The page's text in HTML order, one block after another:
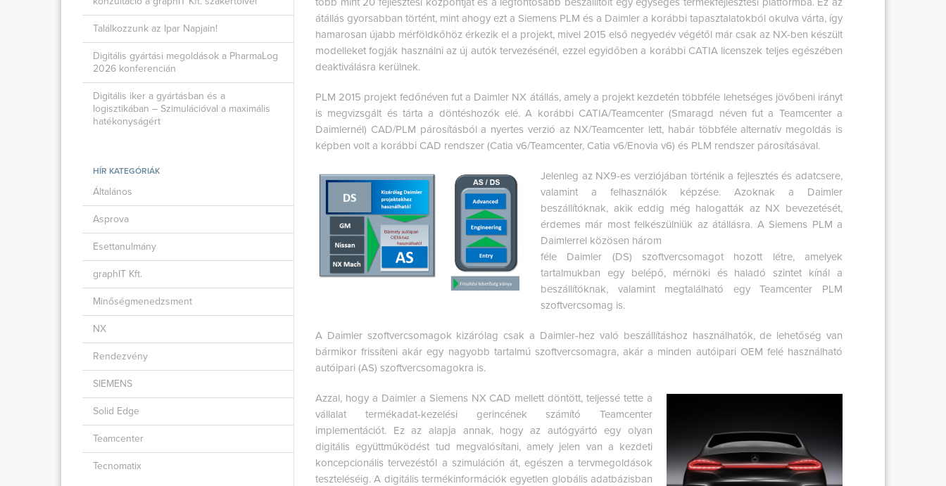
Találkozzunk az Ipar Napjain!
Digitális gyártási megoldások a PharmaLog
2026 konferencián
Digitális iker a gyártásban és a
logisztikában – Szimulációval a maximális
hatékonyságért
HÍR KATEGÓRIÁK
Általános
Asprova
Esettanulmány
graphIT Kft.
Minőségmenedzsment
NX
Rendezvény
SIEMENS
Solid Edge
Teamcenter
Tecnomatix
átállás gyorsabban történt, mint ahogy ezt a Siemens PLM és a Daimler a korábbi tapasztalatokból okulva várta, így
hamarosan újabb mérföldkőhöz érkezik el a projekt, mivel 2015 első negyedév végétől már csak az NX-ben készült
modelleket fogják használni az új autók tervezésénél, ezzel egyidőben a korábbi CATIA licenszek teljes egészében
deaktiválásra kerülnek.
PLM 2015 projekt fedőnéven fut a Daimler NX átállás, amely a projekt kezdetén többféle lehetséges jövőbeni irányt
is megvizsgált és tárta a döntéshozók elé. A korábbi CATIA/Teamcenter (Smaragd néven fut a Teamcenter a
Daimlernél) CAD/PLM párosításból a nyertes verzió az NX/Teamcenter lett, habár többféle alternatív megoldás is
képben volt a korábbi CAD rendszer (Catia v6/Teamcenter, Catia v6/Enovia v6) és PLM rendszer párosításával.
Jelenleg az NX9-es verziójában történik a fejlesztés és adatcsere,
valamint a felhasználók képzése. Azoknak a Daimler
beszállítóknak, akik eddig még halogatták az NX bevezetését,
érdemes már most felkészülniük az átállásra. A Siemens PLM a
Daimlerrel közösen három
féle Daimler (DS) szoftvercsomagot hozott létre, amelyek
tartalmukban egy belépő, mérnöki és haladó szintet kínál a
beszállítóknak, valamint megtalálható egy Teamcenter PLM
szoftvercsomag is.
A Daimler szoftvercsomagok kizárólag csak a Daimler-hez való beszállításhoz használhatók, de lehetőség van
bármikor frissíteni akár egy nagyobb tartalmú szoftvercsomagra, akár a minden autóipari OEM felé használható
autóipari (AS) szoftvercsomagokra is.
Azzal, hogy a Daimler a Siemens NX CAD mellett döntött, teljessé tette a
vállalat termékadat-kezelési gerincének számító Teamcenter
implementációt. Ez az alapja annak, hogy az autógyártó egy olyan
digitális együttműködést tud megvalósítani, amely jelen van a kezdeti
koncepcionális tervezéstől a szimuláción át, egészen a tervmegoldások
teszteléséig. A digitális termékinformációk egyetlen globális adatbázisban